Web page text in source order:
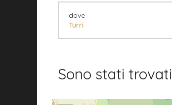
dove
Turri
Sono stati trovati